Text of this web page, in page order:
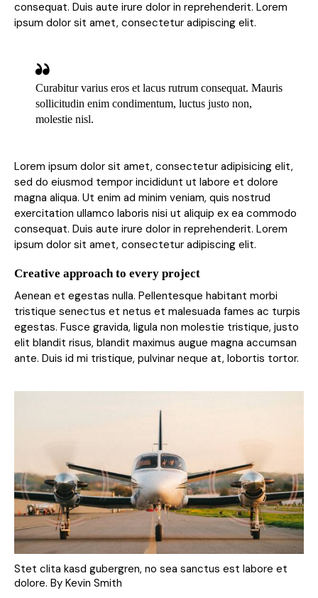
consequat. Duis aute irure dolor in reprehenderit. Lorem
ipsum dolor sit amet, consectetur adipiscing elit.
Curabitur varius eros et lacus rutrum consequat. Mauris
sollicitudin enim condimentum, luctus justo non,
molestie nisl.
Lorem ipsum dolor sit amet, consectetur adipisicing elit,
sed do eiusmod tempor incididunt ut labore et dolore
magna aliqua. Ut enim ad minim veniam, quis nostrud
exercitation ullamco laboris nisi ut aliquip ex ea commodo
consequat. Duis aute irure dolor in reprehenderit. Lorem
ipsum dolor sit amet, consectetur adipiscing elit.
Creative approach to every project
Aenean et egestas nulla. Pellentesque habitant morbi
tristique senectus et netus et malesuada fames ac turpis
egestas. Fusce gravida, ligula non molestie tristique, justo
elit blandit risus, blandit maximus augue magna accumsan
ante. Duis id mi tristique, pulvinar neque at, lobortis tortor.
Stet clita kasd gubergren, no sea sanctus est labore et
dolore. By Kevin Smith